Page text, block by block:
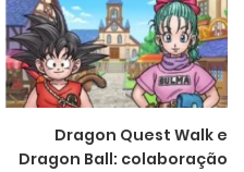
Dragon Quest Walk e
Dragon Ball: colaboração